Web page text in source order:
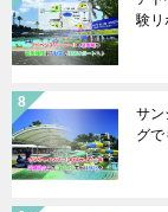
験リ
サン
グで